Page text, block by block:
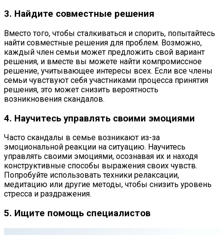
3. Найдите совместные решения
Вместо того, чтобы сталкиваться и спорить, попытайтесь
найти совместные решения для проблем. Возможно,
каждый член семьи может предложить свой вариант
решения, и вместе вы можете найти компромиссное
решение, учитывающее интересы всех. Если все члены
семьи чувствуют себя участниками процесса принятия
решения, это может снизить вероятность
возникновения скандалов.
4. Научитесь управлять своими эмоциями
Часто скандалы в семье возникают из-за
эмоциональной реакции на ситуацию. Научитесь
управлять своими эмоциями, осознавая их и находя
конструктивные способы выражения своих чувств.
Попробуйте использовать техники релаксации,
медитацию или другие методы, чтобы снизить уровень
стресса и раздражения.
5. Ищите помощь специалистов